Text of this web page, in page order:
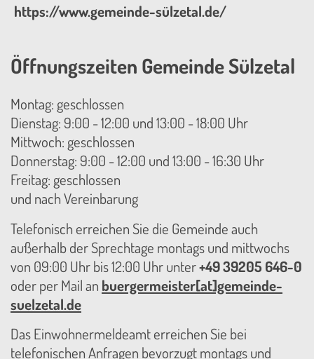
https://www.gemeinde-sülzetal.de/
Öffnungszeiten Gemeinde Sülzetal
Montag: geschlossen
Dienstag: 9:00 - 12:00 und 13:00 - 18:00 Uhr
Mittwoch: geschlossen
Donnerstag: 9:00 - 12:00 und 13:00 - 16:30 Uhr
Freitag: geschlossen
und nach Vereinbarung
Telefonisch erreichen Sie die Gemeinde auch
außerhalb der Sprechtage montags und mittwochs
von 09:00 Uhr bis 12:00 Uhr unter+49 39205 646-0
oder per Mail an buergermeister[at]gemeinde-
suelzetal.de
Das Einwohnermeldeamt erreichen Sie bei
telefonischen Anfragen bevorzugt montags und